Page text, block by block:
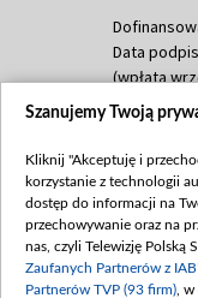
Data
(wpłata
(wpłata
mln,
Data
(wpłata
Szanujemy Twoją
Kliknij "Akceptuję i
korzystanie z technologii
dostęp do informacji na
przechowywanie oraz na
nas, czyli Telewizję Polską
Zaufanych Partnerów z
Partnerów TVP (93 firm) ,